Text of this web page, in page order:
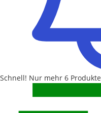
Schnell! Nur mehr 6 Produkte